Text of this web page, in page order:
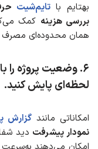
بهتایم باتایم‌شیت
بررسی هزینه‌ کمک
همان محدوده‌ای مصرف
۶.وضعیت پروژه را
لحظه‌ای پایش کنید.
امکاناتی مانندگزارش
نمودار پیشرفت دید